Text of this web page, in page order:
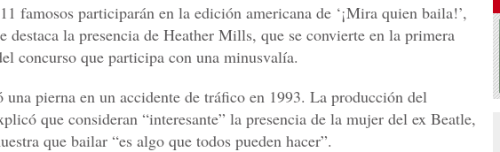
famosos participarán en la edición americana de ‘¡Mira quien baila!’,
destaca la presencia de Heather Mills, que se convierte en la primera
concurso que participa con una minusvalía.
pierna en un accidente de tráfico en 1993. La producción del
que consideran “interesante” la presencia de la mujer del ex Beatle,
que bailar “es algo que todos pueden hacer”.